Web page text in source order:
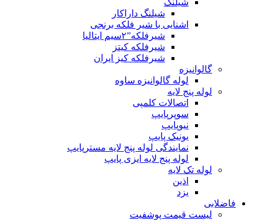
شیلنگ
شیلنگ داراکار
اشنایی با شیر فلکه برنجی
شیرفلکه”۲سیم ایتالیا
شیرفلکه کیتز
شیرفلکه کیز ایران
گالوانیزه
لوله گالوانیزه ساوه
لوله پنج لایه
اتصالات کلمپی
سوپرپایپ
نیوپایپ
یونیک پایپ
نمایندگی لوله پنج لایه مسترپایپ
لوله پنج لایه ایزی پایپ
لوله تک لایه
اذین
یزد
فاضلابی
لیست قیمت پوشفیت